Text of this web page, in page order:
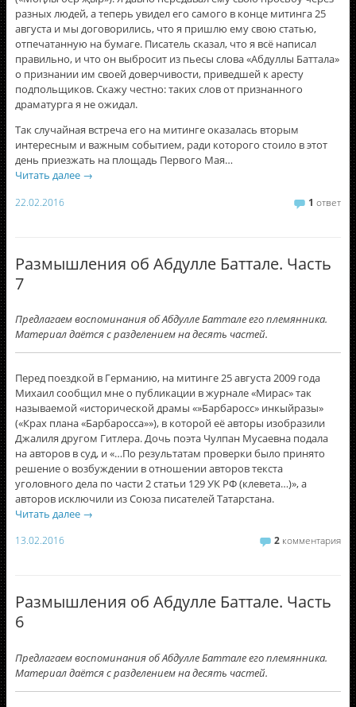
разных людей, а теперь увидел его самого в конце митинга 25
августа и мы договорились, что я пришлю ему свою статью,
отпечатанную на бумаге. Писатель сказал, что я всё написал
правильно, и что он выбросит из пьесы слова «Абдуллы Баттала»
о признании им своей доверчивости, приведшей к аресту
подпольщиков. Скажу честно: таких слов от признанного
драматурга я не ожидал.
Так случайная встреча его на митинге оказалась вторым
интересным и важным событием, ради которого стоило в этот
день приезжать на площадь Первого Мая…
Читать далее →
22.02.2016 1 ответ
Размышления об Абдулле Баттале. Часть
7
Предлагаем воспоминания об Абдулле Баттале его племянника.
Материал даётся с разделением на десять частей.
Перед поездкой в Германию, на митинге 25 августа 2009 года
Михаил сообщил мне о публикации в журнале «Мирас» так
называемой «исторической драмы «»Барбаросс» инкыйразы»
(«Крах плана «Барбаросса»»), в которой её авторы изобразили
Джалиля другом Гитлера. Дочь поэта Чулпан Мусаевна подала
на авторов в суд, и «…По результатам проверки было принято
решение о возбуждении в отношении авторов текста
уголовного дела по части 2 статьи 129 УК РФ (клевета…)», а
авторов исключили из Союза писателей Татарстана.
Читать далее →
13.02.2016 2 комментария
Размышления об Абдулле Баттале. Часть
6
Предлагаем воспоминания об Абдулле Баттале его племянника.
Материал даётся с разделением на десять частей.